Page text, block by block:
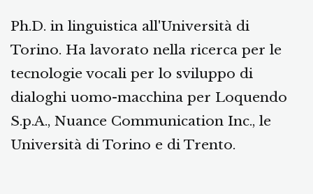
Ph.D. in linguistica all'Università di
Torino. Ha lavorato nella ricerca per le
tecnologie vocali per lo sviluppo di
dialoghi uomo-macchina per Loquendo
S.p.A., Nuance Communication Inc., le
Università di Torino e di Trento.